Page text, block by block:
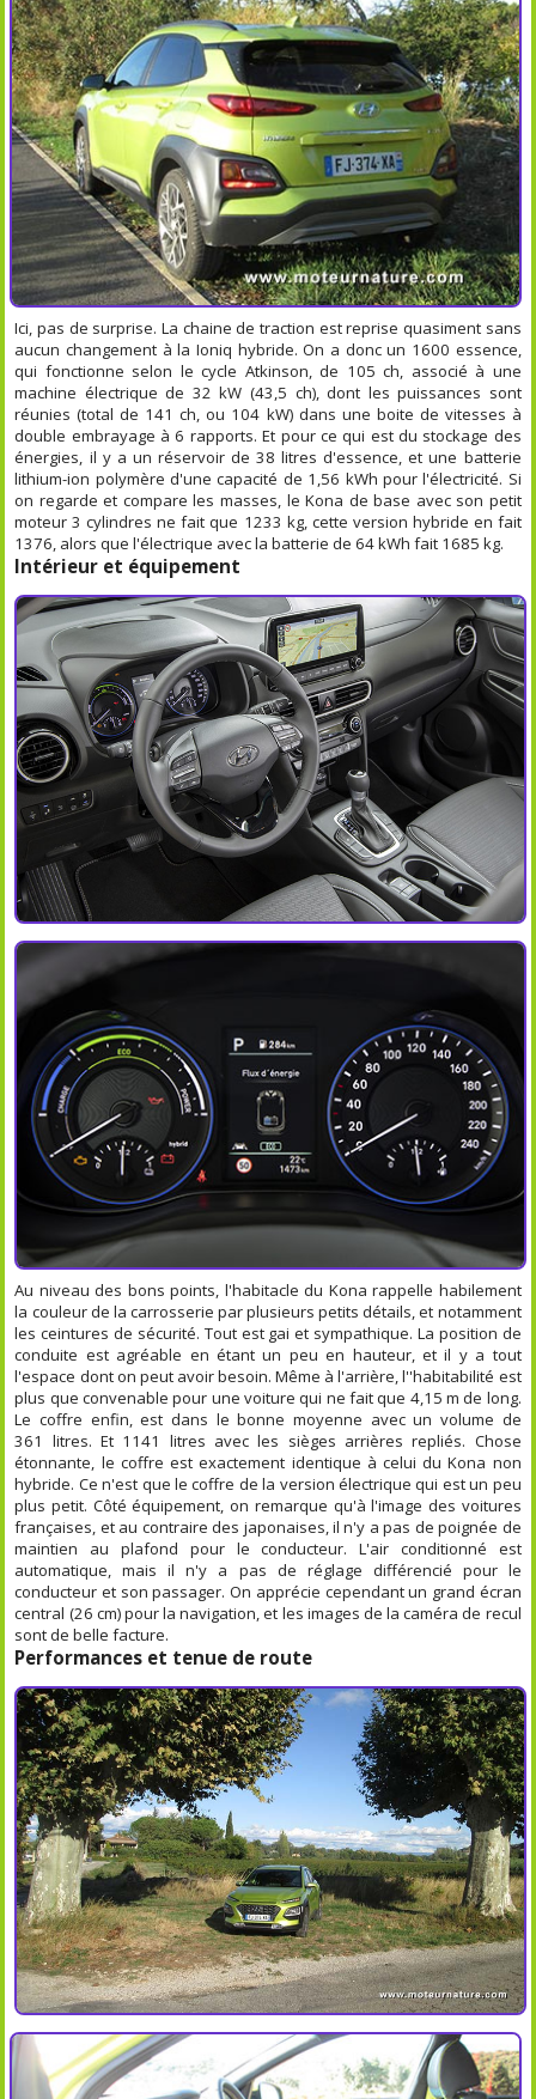
Ici, pas de surprise. La chaine de traction est reprise quasiment sans
aucun changement à la Ioniq hybride. On a donc un 1600 essence,
qui fonctionne selon le cycle Atkinson, de 105 ch, associé à une
machine électrique de 32 kW (43,5 ch), dont les puissances sont
réunies (total de 141 ch, ou 104 kW) dans une boite de vitesses à
double embrayage à 6 rapports. Et pour ce qui est du stockage des
énergies, il y a un réservoir de 38 litres d'essence, et une batterie
lithium-ion polymère d'une capacité de 1,56 kWh pour l'électricité. Si
on regarde et compare les masses, le Kona de base avec son petit
moteur 3 cylindres ne fait que 1233 kg, cette version hybride en fait
1376, alors que l'électrique avec la batterie de 64 kWh fait 1685 kg.
Intérieur et équipement
Au niveau des bons points, l'habitacle du Kona rappelle habilement
la couleur de la carrosserie par plusieurs petits détails, et notamment
les ceintures de sécurité. Tout est gai et sympathique. La position de
conduite est agréable en étant un peu en hauteur, et il y a tout
l'espace dont on peut avoir besoin. Même à l'arrière, l''habitabilité est
plus que convenable pour une voiture qui ne fait que 4,15 m de long.
Le coffre enfin, est dans le bonne moyenne avec un volume de
361 litres. Et 1141 litres avec les sièges arrières repliés. Chose
étonnante, le coffre est exactement identique à celui du Kona non
hybride. Ce n'est que le coffre de la version électrique qui est un peu
plus petit. Côté équipement, on remarque qu'à l'image des voitures
françaises, et au contraire des japonaises, il n'y a pas de poignée de
maintien au plafond pour le conducteur. L'air conditionné est
automatique, mais il n'y a pas de réglage différencié pour le
conducteur et son passager. On apprécie cependant un grand écran
central (26 cm) pour la navigation, et les images de la caméra de recul
sont de belle facture.
Performances et tenue de route